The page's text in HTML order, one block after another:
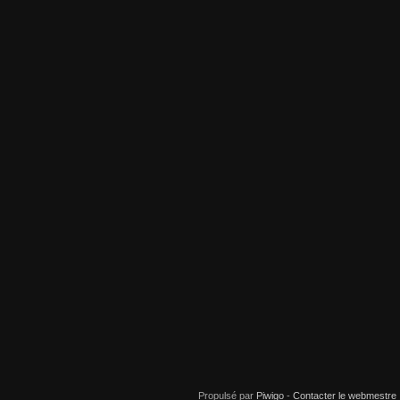
Propulsé par Piwigo - Contacter le webmestre